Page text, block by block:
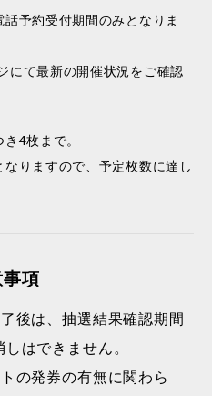
予約受付期間のみとなりま
にて最新の開催状況をご確認
4枚まで。
りますので、予定枚数に達し
項
後は、抽選結果確認期間
はできません。
の発券の有無に関わら